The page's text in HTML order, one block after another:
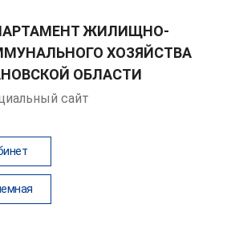
ЖИЛИЩНО-
ХОЗЯЙСТВА
ОБЛАСТИ
сайт